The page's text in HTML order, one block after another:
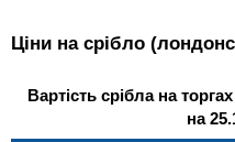
Ціни на срібло
Вартість срібла на
на